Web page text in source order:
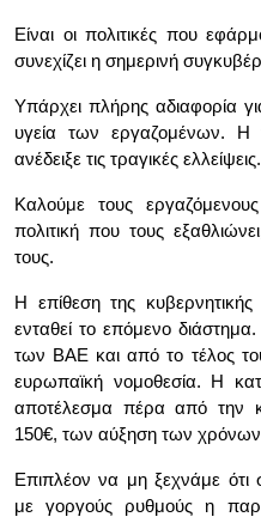
Είναι οι πολιτικές που
συνεχίζει η σημερινή
Υπάρχει πλήρης αδιαφορία
υγεία των εργαζομένων. Η
ανέδειξε τις τραγικές ελλείψεις.
Καλούμε τους
πολιτική που τους
τους.
Η επίθεση της κυβερνητικής
ενταθεί το επόμενο
των ΒΑΕ και από το τέλος
ευρωπαϊκή νομοθεσία. Η
αποτέλεσμα πέρα από την
150€, των αύξηση των χρόνων
Επιπλέον να μη ξεχνάμε
με γοργούς ρυθμούς η